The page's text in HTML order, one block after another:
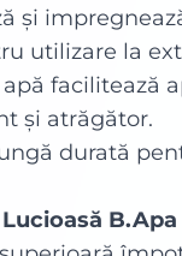
și
utilizare la
facilitează
și atrăgător.
durată
Lucioasă